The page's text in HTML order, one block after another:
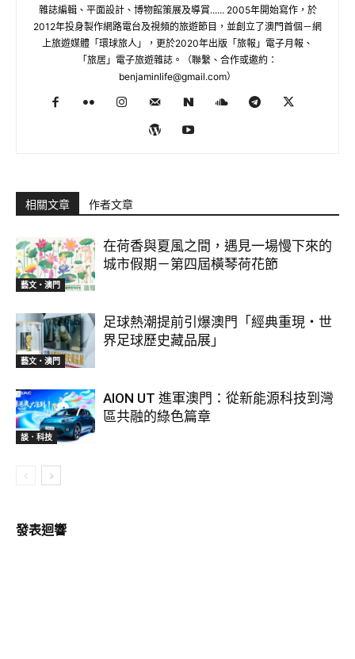
雜誌編輯、平面設計、博物館策展及導賞...... 2005年開始寫作，於
2012年投身製作網路電台及視頻的旅遊節目，並創立了澳門首個－網
上旅遊媒體「環球旅人」，更於2020年出版「旅報」電子月報、
「旅居」電子旅遊雜誌。（聯繫、合作或邀約：
benjaminlife@gmail.com）
相關文章 作者文章
藝文‧澳門
在荷香與夏風之間，遇見一場慢下來的
城市假期－第四屆橫琴荷花節
藝文‧澳門
足球熱潮提前引爆澳門「經典重現・世
界足球歷史藏品展」
談．科技
AION UT 進軍澳門：從新能源科技到灣
區共融的綠色篇章
發表迴響